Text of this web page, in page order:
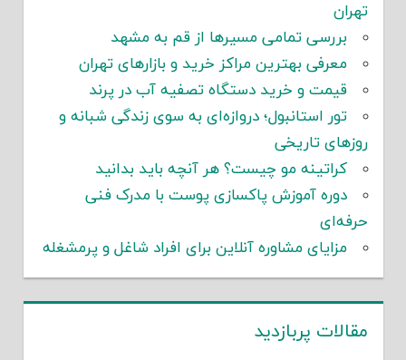
تهران
بررسی تمامی مسیرها از قم به مشهد
معرفی بهترین مراکز خرید و بازارهای تهران
قیمت و خرید دستگاه تصفیه آب در پرند
تور استانبول؛ دروازه‌ای به سوی زندگی شبانه و
روزهای تاریخی
کراتینه مو چیست؟ هر آنچه باید بدانید
دوره آموزش پاکسازی پوست با مدرک فنی
حرفه‌ای
مزایای مشاوره آنلاین برای افراد شاغل و پرمشغله
مقالات پربازدید